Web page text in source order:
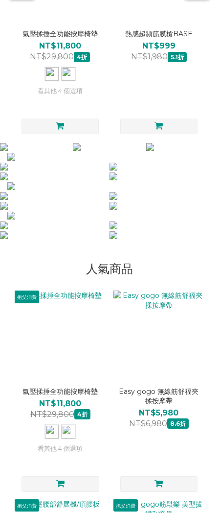
氣壓揉捶全功能按摩椅墊
NT$11,800
NT$29,800 4折
看其他 4 個選項
熱感超頻筋膜槍BASE
NT$999
NT$1,980 5.1折
人氣商品
抱父消費
氣壓揉捶全功能按摩椅墊
NT$11,800
NT$29,800 4折
看其他 4 個選項
Easy gogo 無線筋舒福夾
揉按摩帶
NT$5,980
NT$6,980 8.6折
抱父消費 抱父消費